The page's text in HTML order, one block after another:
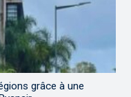
grâce à une